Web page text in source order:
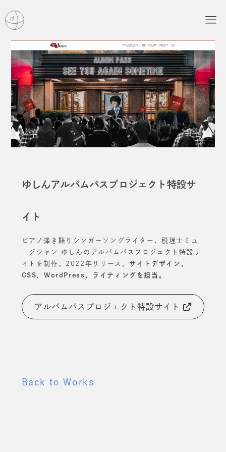
ゆしんアルバムパスプロジェクト特設サ
イト
ピアノ弾き語りシンガーソングライター、税理士ミュ
ージシャン ゆしんのアルバムパスプロジェクト特設サ
イトを制作。2022年リリース。サイトデザイン、
CSS、WordPress、ライティングを担当。
アルバムパスプロジェクト特設サイト
Back to Works